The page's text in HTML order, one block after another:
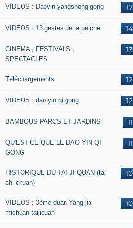
17
VIDEOS : Daoyin yangsheng gong
14
VIDEOS : 13 gestes de la perche
13
CINEMA ; FESTIVALS ;
SPECTACLES
12
Téléchargements
12
VIDEOS : dao yin qi gong
11
BAMBOUS PARCS ET JARDINS
11
QU'EST-CE QUE LE DAO YIN QI
GONG
10
HISTORIQUE DU TAI JI QUAN (tai
chi chuan)
10
VIDEOS ; 3ème duan Yang jia
michuan taijiquan